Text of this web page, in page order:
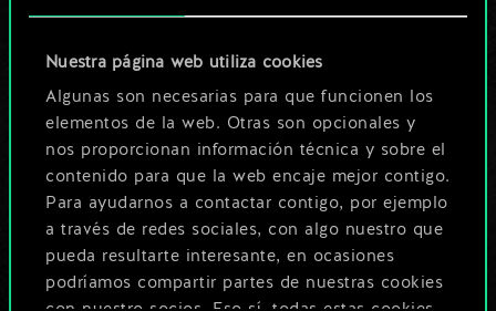
Nuestra página web utiliza cookies
Algunas son necesarias para que funcionen los
elementos de la web. Otras son opcionales y
nos proporcionan información técnica y sobre el
contenido para que la web encaje mejor contigo.
Para ayudarnos a contactar contigo, por ejemplo
a través de redes sociales, con algo nuestro que
pueda resultarte interesante, en ocasiones
podríamos compartir partes de nuestras cookies
ser mucho más!
Poner nombre a esta baraja y crear
una guía